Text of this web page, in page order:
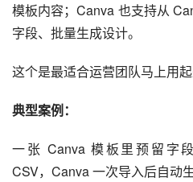
模板内容；Canva 也支持从
字段、批量生成设计。
这个是最适合运营团队马上用起
典型案例：
一张 Canva 模板里预留字
CSV，Canva 一次导入后自动